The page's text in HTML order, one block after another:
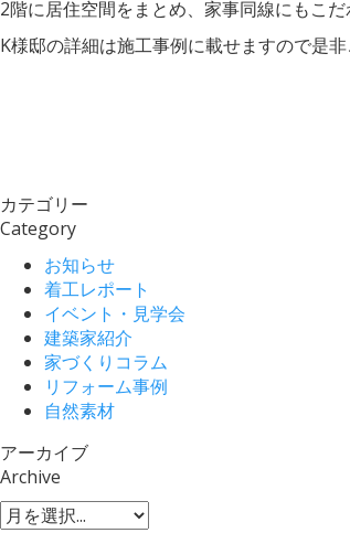
2階に居住空間をまとめ、家事同線にもこ
K様邸の詳細は施工事例に載せますので是非
カテゴリー
Category
お知らせ
着工レポート
イベント・見学会
建築家紹介
家づくりコラム
リフォーム事例
自然素材
アーカイブ
Archive